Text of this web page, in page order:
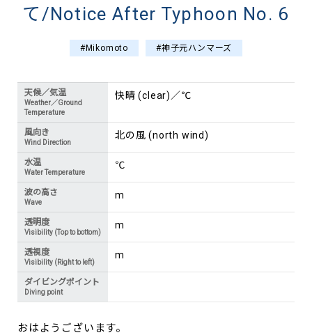
て/Notice After Typhoon No. 6
#Mikomoto #神子元ハンマーズ
天候／気温
Weather／Ground
Temperature
快晴 (clear)／℃
風向き
Wind Direction
北の風 (north wind)
水温
Water Temperature
℃
波の高さ
Wave
m
透明度
Visibility (Top to bottom)
m
透視度
Visibility (Right to left)
m
ダイビングポイント
Diving point
おはようございます。